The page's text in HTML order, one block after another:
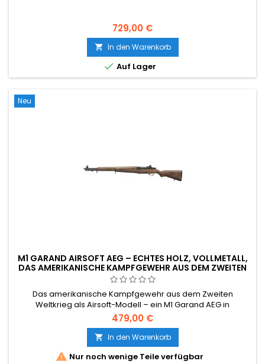
729,00 €
 In den Warenkorb
 Auf Lager
Neu
M1 GARAND AIRSOFT AEG – ECHTES HOLZ, VOLLMETALL,
DAS AMERIKANISCHE KAMPFGEWEHR AUS DEM ZWEITEN
WELTKRIEG
Das amerikanische Kampfgewehr aus dem Zweiten
Weltkrieg als Airsoft-Modell – ein M1 Garand AEG in
Originalgröße mit Original-Holzschaft und
Vollmetallmechanik. ~420 FPS / 1,64 J, V7-Getriebe, 590 mm
Tight-Bore-Innenlauf, 30-Schuss-Magazin im En-Bloc-Stil. 3,7
kg authentisches Gewicht, 1100 mm lang. Das Gewehr, das
Patton als „die beste Kampfwaffe, die je...
479,00 €
 In den Warenkorb
 Nur noch wenige Teile verfügbar